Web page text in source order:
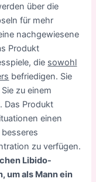
über die
für mehr
nachgewiesene
Produkt
die sowohl
befriedigen. Sie
zu einem
Das Produkt
einen
zu verfügen.
Libido-
um als Mann ein